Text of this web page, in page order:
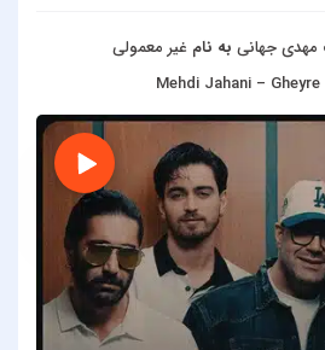
جهانیبه نامغیر معمولی
Mehdi Jahani –